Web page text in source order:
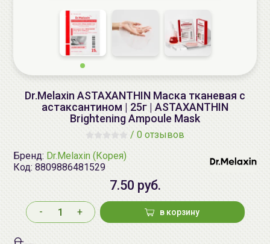
Dr.Melaxin ASTAXANTHIN Маска тканевая с
астаксантином | 25г | ASTAXANTHIN
Brightening Ampoule Mask
/ 0 отзывов
Бренд: Dr.Melaxin (Корея)
Код: 8809886481529
7.50 руб.
- + в корзину